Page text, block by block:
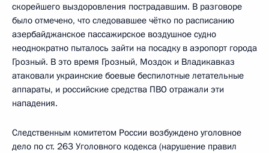
скорейшего выздоровления пострадавшим. В разговоре
было отмечено, что следовавшее чётко по расписанию
азербайджанское пассажирское воздушное судно
неоднократно пыталось зайти на посадку в аэропорт города
Грозный. В это время Грозный, Моздок и Владикавказ
атаковали украинские боевые беспилотные летательные
аппараты, и российские средства ПВО отражали эти
нападения.
Следственным комитетом России возбуждено уголовное
дело по ст. 263 Уголовного кодекса (нарушение правил